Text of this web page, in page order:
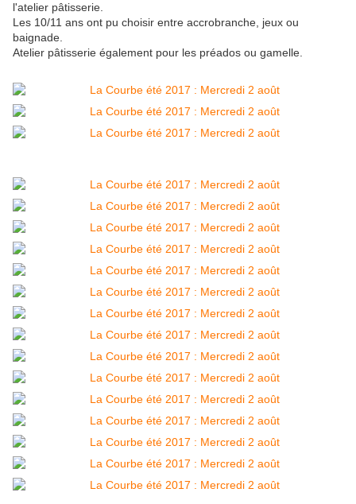
l'atelier pâtisserie.
Les 10/11 ans ont pu choisir entre accrobranche, jeux ou
baignade.
Atelier pâtisserie également pour les préados ou gamelle.